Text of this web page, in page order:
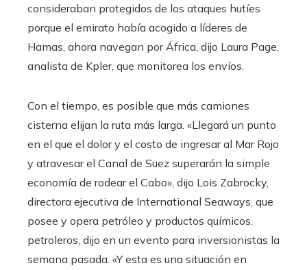
consideraban protegidos de los ataques hutíes
porque el emirato había acogido a líderes de
Hamas, ahora navegan por África, dijo Laura Page,
analista de Kpler, que monitorea los envíos.
Con el tiempo, es posible que más camiones
cisterna elijan la ruta más larga. «Llegará un punto
en el que el dolor y el costo de ingresar al Mar Rojo
y atravesar el Canal de Suez superarán la simple
economía de rodear el Cabo», dijo Lois Zabrocky,
directora ejecutiva de International Seaways, que
posee y opera petróleo y productos químicos.
petroleros, dijo en un evento para inversionistas la
semana pasada. «Y esta es una situación en